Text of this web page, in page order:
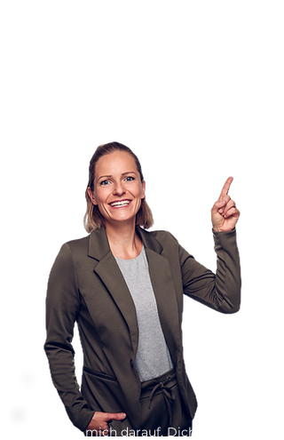
Ich freue mich darauf, Dich auf